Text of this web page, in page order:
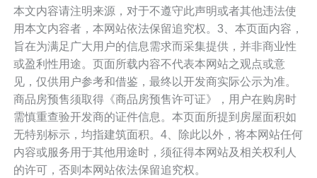
本文内容请注明来源，对于不遵守此声明或者其他违法使
用本文内容者，本网站依法保留追究权。3、本页面内容，
旨在为满足广大用户的信息需求而采集提供，并非商业性
或盈利性用途。页面所载内容不代表本网站之观点或意
见，仅供用户参考和借鉴，最终以开发商实际公示为准。
商品房预售须取得《商品房预售许可证》，用户在购房时
需慎重查验开发商的证件信息。本页面所提到房屋面积如
无特别标示，均指建筑面积。4、除此以外，将本网站任何
内容或服务用于其他用途时，须征得本网站及相关权利人
的许可，否则本网站依法保留追究权。